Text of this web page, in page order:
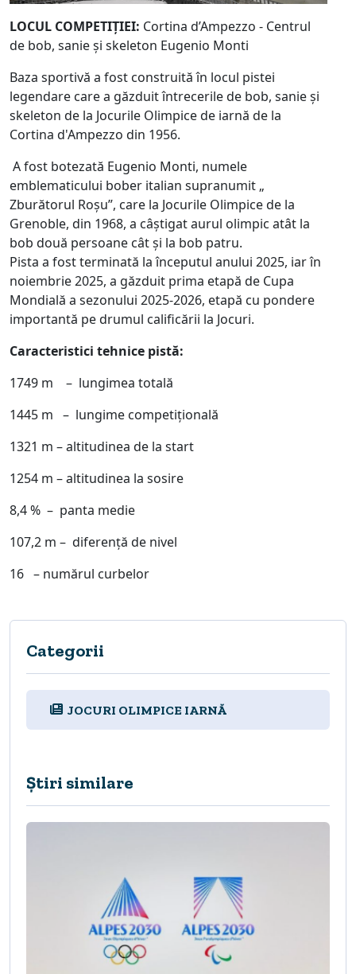
LOCUL COMPETIȚIEI: Cortina d’Ampezzo - Centrul
de bob, sanie și skeleton Eugenio Monti
Baza sportivă a fost construită în locul pistei
legendare care a găzduit întrecerile de bob, sanie și
skeleton de la Jocurile Olimpice de iarnă de la
Cortina d'Ampezzo din 1956.
A fost botezată Eugenio Monti, numele
emblematicului bober italian supranumit „
Zburătorul Roșu”, care la Jocurile Olimpice de la
Grenoble, din 1968, a câștigat aurul olimpic atât la
bob două persoane cât și la bob patru.
Pista a fost terminată la începutul anului 2025, iar în
noiembrie 2025, a găzduit prima etapă de Cupa
Mondială a sezonului 2025-2026, etapă cu pondere
importantă pe drumul calificării la Jocuri.
Caracteristici tehnice pistă:
1749 m – lungimea totală
1445 m – lungime competițională
1321 m – altitudinea de la start
1254 m – altitudinea la sosire
8,4 % – panta medie
107,2 m – diferență de nivel
16 – numărul curbelor
Categorii
JOCURI OLIMPICE IARNĂ
Știri similare